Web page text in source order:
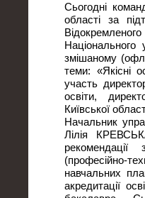
Сьогодні
області за
Національного
змішаному
теми: «Якісні
участь
освіти,
Київської
Начальник
Лілія
(професійно-
навчальних
акредитації